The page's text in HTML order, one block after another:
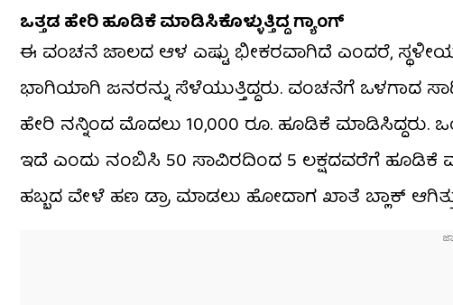
ಒತ್ತಡ ಹೇರಿ ಹೂಡಿಕೆ ಮಾಡಿಸಿಕೊಳ್ಳುತ್ತಿದ್ದ ಗ್ಯಾಂಗ್
ಈ ವಂಚನೆ ಜಾಲದ ಆಳ ಎಷ್ಟು ಭೀಕರವಾಗಿದೆ ಎಂದರೆ,
ಭಾಗಿಯಾಗಿ ಜನರನ್ನು ಸೆಳೆಯುತ್ತಿದ್ದರು. ವಂಚನೆಗೆ ಒಳಗಾದ
ಹೇರಿ ನನ್ನಿಂದ ಮೊದಲು 10,000 ರೂ. ಹೂಡಿಕೆ
ಇದೆ ಎಂದು ನಂಬಿಸಿ 50 ಸಾವಿರದಿಂದ 5 ಲಕ್ಷದವರೆಗೆ
ಹಬ್ಬದ ವೇಳೆ ಹಣ ಡ್ರಾ ಮಾಡಲು ಹೋದಾಗ ಖಾತೆ ಬ್ಲಾಕ್